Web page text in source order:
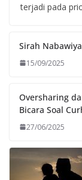
terjadi pada
Sirah
15/09/2025
Oversharing
Bicara Soal
27/06/2025